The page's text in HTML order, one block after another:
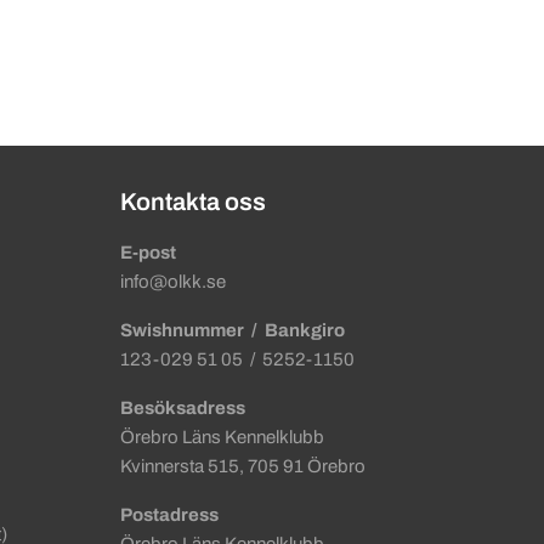
Kontakta oss
E-post
info@olkk.se
Swishnummer / Bankgiro
123-029 51 05 / 5252-1150
Besöksadress
Örebro Läns Kennelklubb
Kvinnersta 515, 705 91 Örebro
Postadress